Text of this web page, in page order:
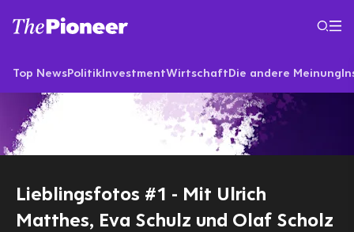
Top NewsPolitikInvestmentWirtschaftDie andere Meinung
Lieblingsfotos #1 - Mit Ulrich
Matthes, Eva Schulz und Olaf Scholz